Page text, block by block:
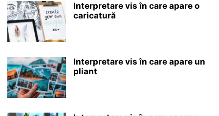
Interpretare vis în care apare o
caricatură
Interpretare vis în care apare un
pliant